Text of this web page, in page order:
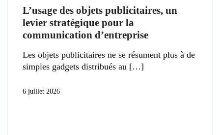
L’usage des objets publicitaires, un
levier stratégique pour la
communication d’entreprise
Les objets publicitaires ne se résument plus à de
simples gadgets distribués au
6 juillet 2026